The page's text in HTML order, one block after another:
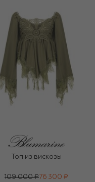
Топ из вискозы
109 000 ₽76 300 ₽